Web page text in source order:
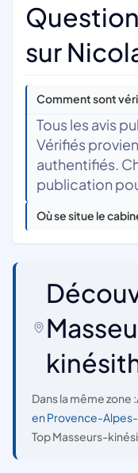
sur
Comment sont
Tous les avis
Vérifiés
authentifiés.
publication
Où se situe le
Dans la même zone :
en Provence-
Top Masseurs-